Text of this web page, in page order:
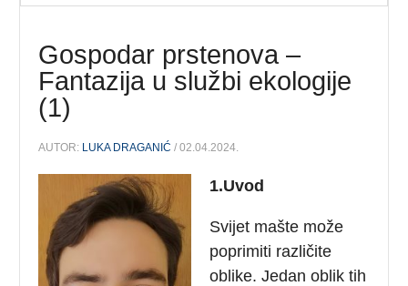
Gospodar prstenova –
Fantazija u službi ekologije
(1)
AUTOR: LUKA DRAGANIĆ / 02.04.2024.
1.Uvod
Svijet mašte može
poprimiti različite
oblike. Jedan oblik tih